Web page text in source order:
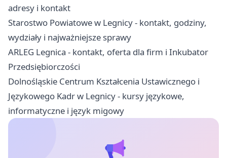
adresy i kontakt
Starostwo Powiatowe w Legnicy - kontakt, godziny,
wydziały i najważniejsze sprawy
ARLEG Legnica - kontakt, oferta dla firm i Inkubator
Przedsiębiorczości
Dolnośląskie Centrum Kształcenia Ustawicznego i
Językowego Kadr w Legnicy - kursy językowe,
informatyczne i język migowy